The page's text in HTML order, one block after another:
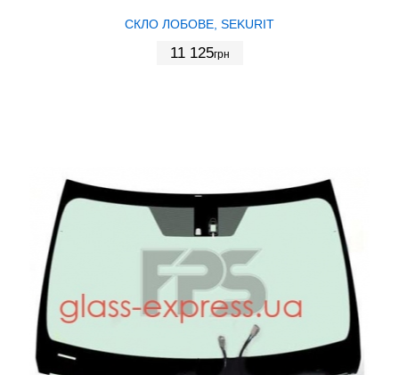
СКЛО ЛОБОВЕ, SEKURIT
11 125грн